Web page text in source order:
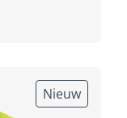
Nieuw